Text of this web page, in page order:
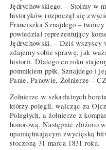
Jędrychowskiego. – Stoimy w
historyków rozpoczął się
Franciszka Sznajdego –
powiedział reprezentujący
Jędrychowski. – Dziś wszyscy
zdajemy sobie sprawę, jak
historii. Dlatego co roku
pomnikiem ppłk. Sznajdego i
Panie, Panowie, Żołnierze –
Żołnierze w szkarłatnych
którzy polegli, walcząc za
Poległych, a żołnierze z
honorową. Następnie złożono
upamiętniającym zwycięską
stoczoną 31 marca 1831 roku.